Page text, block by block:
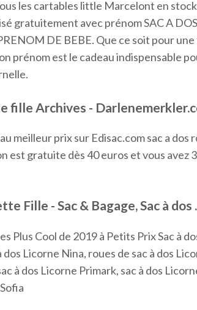
les cartables little Marcelont en
gratuitement avec prénom SAC A
DE BEBE. Que ce soit pour
prénom est le cadeau indispensable
fille Archives -
au meilleur prix sur Edisac.com sac a
est gratuite dès 40 euros et vous
Fille - Sac & Bagage, Sac à dos
Plus Cool de 2019 à Petits PrixSac à
Licorne Nina, roues de sac à dos
à dos Licorne Primark, sac à dos